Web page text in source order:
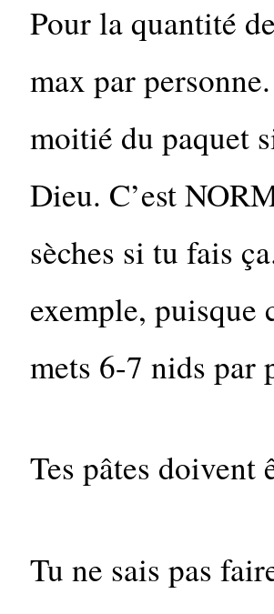
Pour la quantité
max par
moitié du paquet
Dieu. C’est
sèches si tu fais
exemple, puisque
mets 6-7 nids par
Tes pâtes doivent
Tu ne sais pas